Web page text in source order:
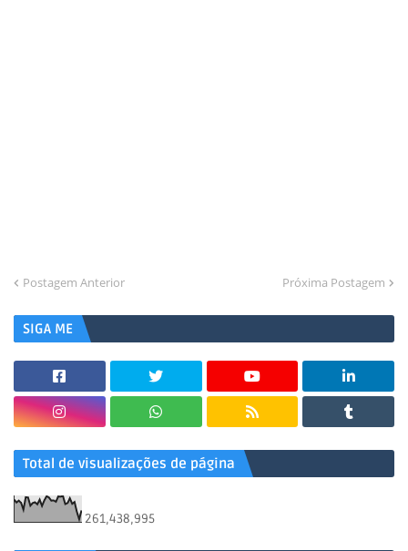
Postagem Anterior Próxima Postagem
SIGA ME
Total de visualizações de página
261,438,995